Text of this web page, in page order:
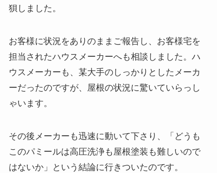
狽しました。
お客様に状況をありのままご報告し、お客様宅を
担当されたハウスメーカーへも相談しました。ハ
ウスメーカーも、某大手のしっかりとしたメーカ
ーだったのですが、屋根の状況に驚いていらっし
ゃいます。
その後メーカーも迅速に動いて下さり、「どうも
このパミールは高圧洗浄も屋根塗装も難しいので
はないか」という結論に行きついたのです。